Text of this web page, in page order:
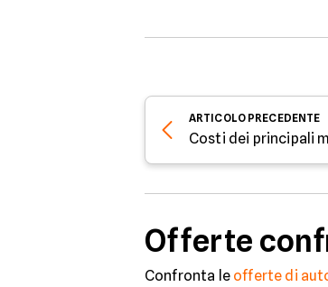
ARTICOLO PRECEDENTE
Costi dei principali
Offerte
Confronta le offerte di